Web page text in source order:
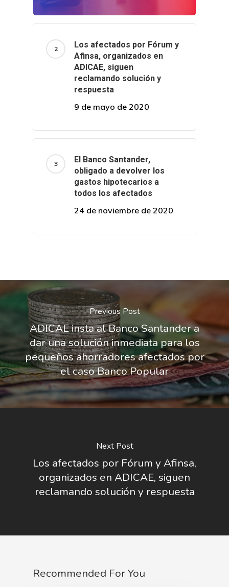
Los afectados por Fórum y
Afinsa, organizados en
ADICAE, siguen
reclamando solución y
respuesta
9 de mayo de 2020
El Banco Santander,
obligado a devolver los
gastos hipotecarios a
todos los afectados
24 de noviembre de 2020
Previous Post
ADICAE insta al Banco Santander a
dar una solución inmediata para los
pequeños ahorradores afectados por
el caso Banco Popular
Next Post
Los afectados por Fórum y Afinsa,
organizados en ADICAE, siguen
reclamando solución y respuesta
Recommended For You